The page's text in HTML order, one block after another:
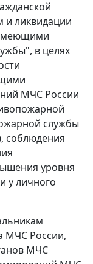
и ликвидации
в целях
МЧС России
службы
соблюдения
уровня
у личного
МЧС России,
МЧС